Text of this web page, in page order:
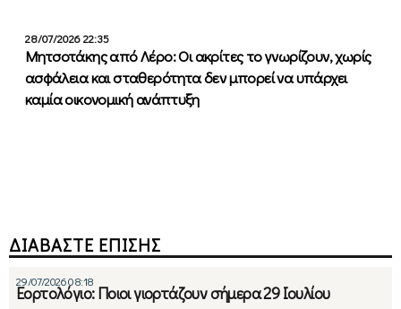
28/07/2026 22:35
Μητσοτάκης από Λέρο: Οι ακρίτες το γνωρίζουν, χωρίς
ασφάλεια και σταθερότητα δεν μπορεί να υπάρχει
καμία οικονομική ανάπτυξη
ΔΙΑΒΑΣΤΕ ΕΠΙΣΗΣ
29/07/2026 08:18
Εορτολόγιο: Ποιοι γιορτάζουν σήμερα 29 Ιουλίου